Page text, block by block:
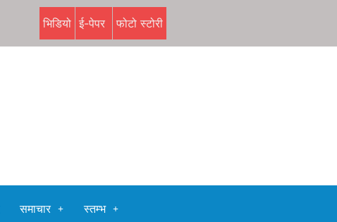
भिडियो ई-पेपर फोटो स्टोरी
समाचार स्तम्भ